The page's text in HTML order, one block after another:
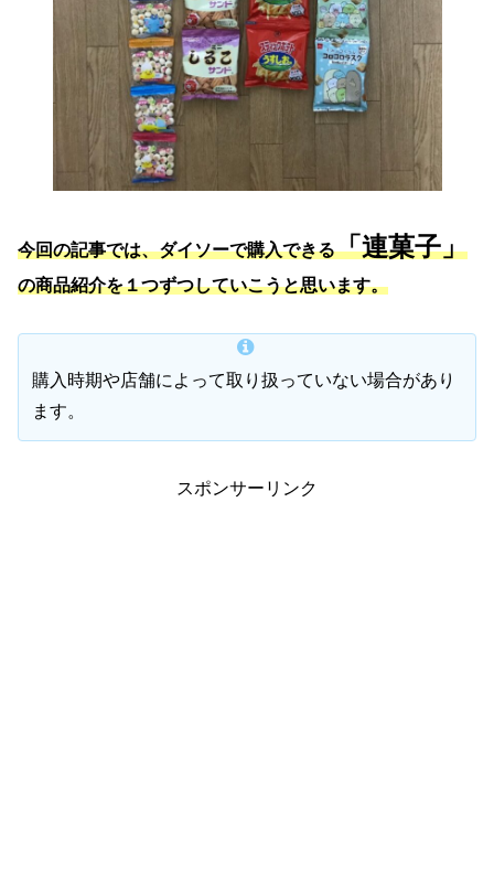
今回の記事では、ダイソーで購入できる「連菓子」
の商品紹介を１つずつしていこうと思います。
購入時期や店舗によって取り扱っていない場合があり
ます。
スポンサーリンク